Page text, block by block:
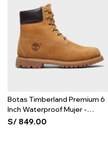
Botas Timberland Premium 6
Inch Waterproof Mujer -
Wheat
S/ 849.00